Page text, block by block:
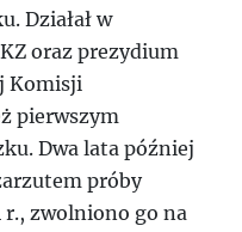
Działał w
oraz prezydium
Komisji
pierwszym
Dwa lata później
próby
r., zwolniono go na